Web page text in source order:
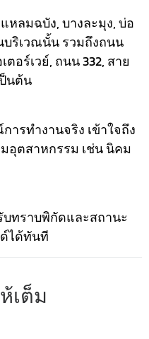
หลมฉบัง, บางละมุง, บ่อ
ริเวณนั้น รวมถึงถนน
อร์เวย์, ถนน 332, สาย
นต้น
ารทำงานจริง เข้าใจถึง
อุตสาหกรรม เช่น นิคม
ทราบพิกัดและสถานะ
ได้ทันที
เต็ม